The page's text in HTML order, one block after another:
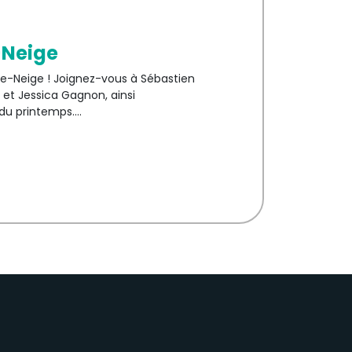
Neige ! Joignez-vous à Sébastien
Jessica Gagnon, ainsi
printemps.